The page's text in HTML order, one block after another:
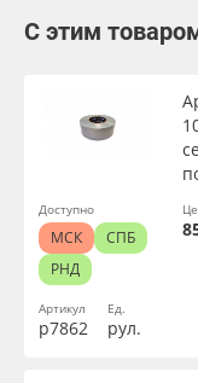
С этим
Артикул
р7862
Ед.
рул.
Доступно
МСК
СПБ
РНД